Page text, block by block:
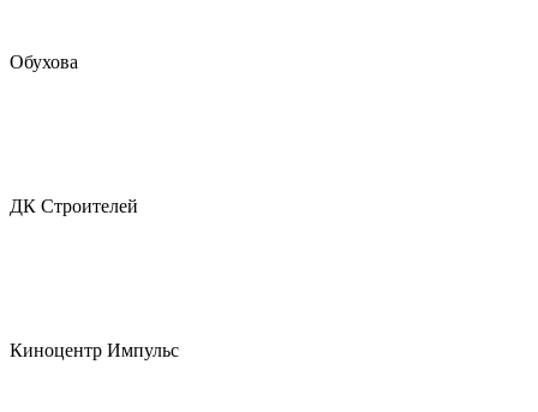
Обухова
ДК Строителей
Киноцентр Импульс